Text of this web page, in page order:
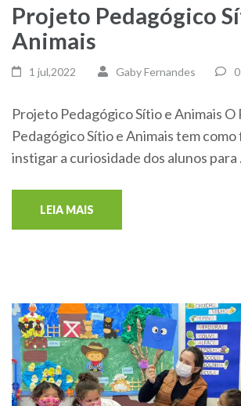
Projeto Pedagógico
Animais
1 jul,2022 Gaby Fernandes
Projeto Pedagógico Sítio e Animais
Pedagógico Sítio e Animais tem
instigar a curiosidade dos alunos
LEIA MAIS